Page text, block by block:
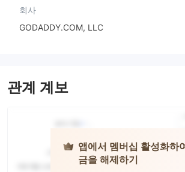
회사
GODADDY.COM, LLC
관계 계보
앱에서 멤버십 활성화하
금을 해제하기
Ascot Prime